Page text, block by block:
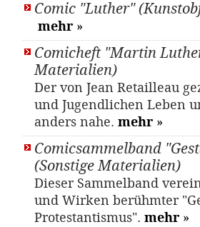
Comic "Luther"
mehr »
Comicheft "Martin
Materialien)
Der von Jean Retailleau
und Jugendlichen Leben
anders nahe. mehr »
Comicsammelband
(Sonstige Materialien)
Dieser Sammelband
und Wirken berühmter
Protestantismus". mehr »